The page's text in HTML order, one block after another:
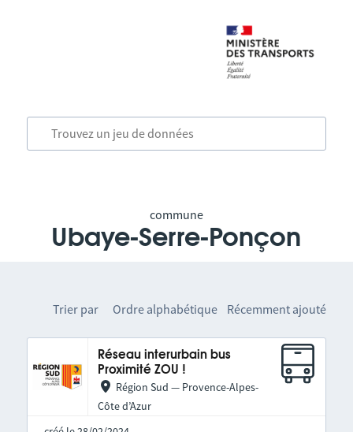
commune
Ubaye-Serre-Ponçon
Trier par Ordre alphabétique Récemment ajouté
Réseau interurbain bus
Proximité ZOU !
Région Sud — Provence-Alpes-
Côte d’Azur